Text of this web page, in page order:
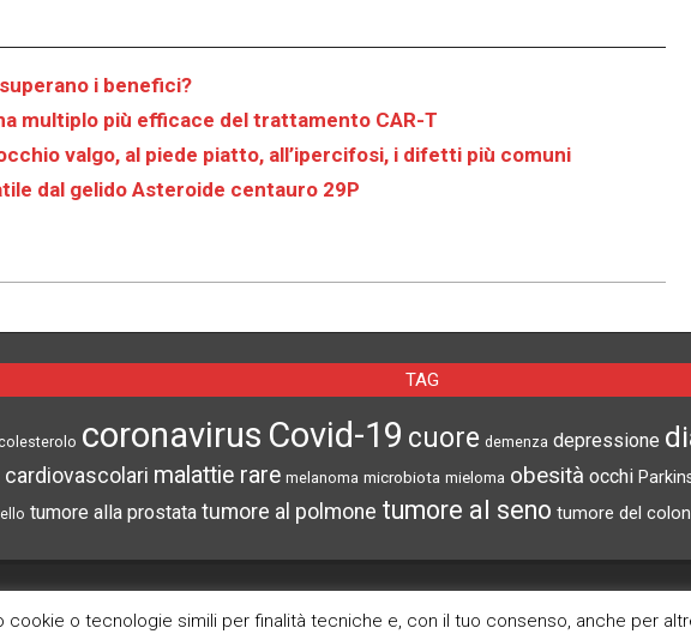
i benefici?
multiplo più efficace del trattamento CAR-T
valgo, al piede piatto, all’ipercifosi, i difetti più comuni
dal gelido Asteroide centauro 29P
TAG
coronavirus Covid-19 cuore demenza depressione
cardiovascolari malattie rare melanoma microbiota mieloma obesità occhi
tumore alla prostata tumore al polmone tumore al seno tumore del colon
CERCA NEL SITO ARCHIVI
cookie o tecnologie simili per finalità tecniche e, con il tuo consenso, anche per